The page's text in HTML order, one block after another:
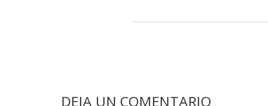
DEJA UN COMENTARIO